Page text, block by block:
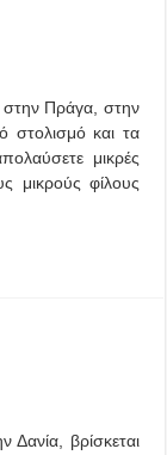
στην Πράγα, στην
στολισμό και τα
μικρές
μικρούς φίλους
Δανία, βρίσκεται